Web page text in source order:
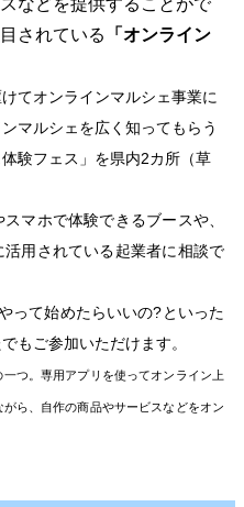
などを提供することがで
されている
「オンライン
てオンラインマルシェ事業に
マルシェを広く知ってもらう
験フェス」を県内2カ所（草
マホで体験できるブースや、
用されている起業者に相談で
って始めたらいいの?といった
もご参加いただけます。
つ。専用アプリを使ってオンライン上
ら、自作の商品やサービスなどをオン